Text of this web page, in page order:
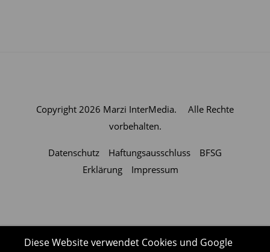
Copyright 2026 Marzi InterMedia.
Alle Rechte
vorbehalten.
Datenschutz Haftungsausschluss
BFSG
Erklärung
Impressum
Diese Website verwendet Cookies und Google